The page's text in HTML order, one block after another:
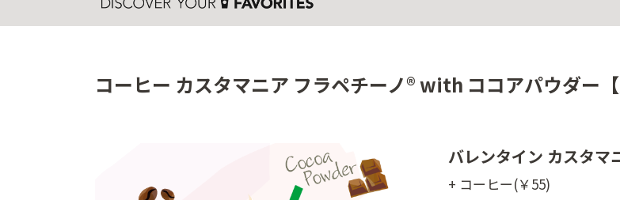
コーヒー カスタマニア フラペチーノ® with ココアパウダー【
バレンタイン カスタマ
+ コーヒー(￥55)